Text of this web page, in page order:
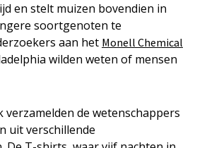
en stelt muizen bovendien in
soortgenoten te
aan het Monell Chemical
wilden weten of mensen
de wetenschappers
uit verschillende